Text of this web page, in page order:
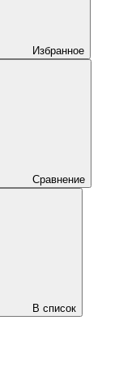
Избранное
Сравнение
В список